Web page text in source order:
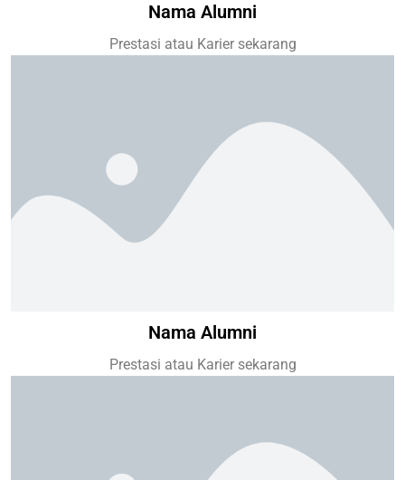
Nama Alumni
Prestasi atau Karier sekarang
Nama Alumni
Prestasi atau Karier sekarang